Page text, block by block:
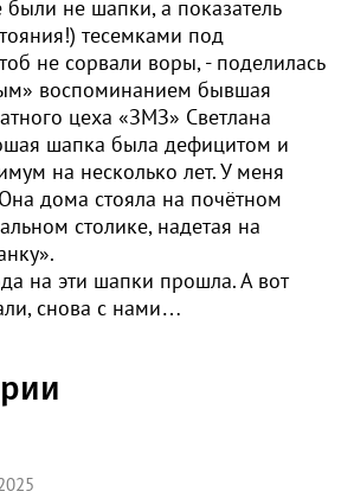
не шапки, а показатель
тесемками под
не сорвали воры, - поделилась
воспоминанием бывшая
цеха «ЗМЗ» Светлана
шапка была дефицитом и
на несколько лет. У меня
дома стояла на почётном
столике, надетая на
на эти шапки прошла. А вот
снова с нами…